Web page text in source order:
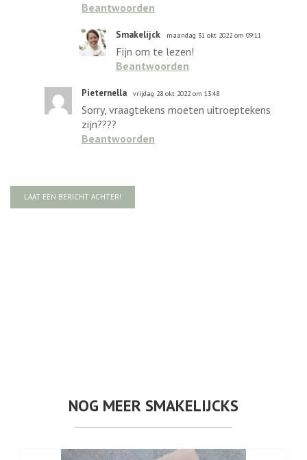
Beantwoorden
Smakelijck maandag 31 okt 2022 om 09:11
Fijn om te lezen!
Beantwoorden
Pieternella vrijdag 28 okt 2022 om 13:48
Sorry, vraagtekens moeten uitroeptekens
zijn????
Beantwoorden
LAAT EEN BERICHT ACHTER!
NOG MEER SMAKELIJCKS